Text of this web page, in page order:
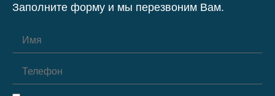
Заполните форму и мы перезвоним Вам.